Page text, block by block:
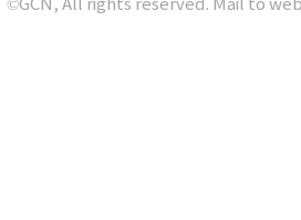
©GCN, All rights reserved. Mail to